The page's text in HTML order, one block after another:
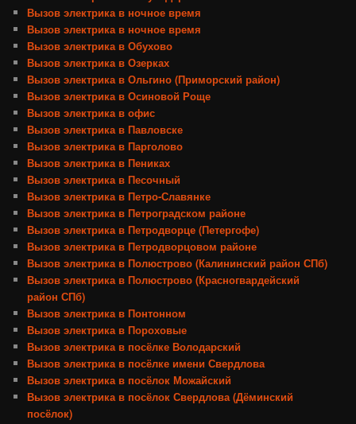
Вызов электрика в ночное время
Вызов электрика в ночное время
Вызов электрика в Обухово
Вызов электрика в Озерках
Вызов электрика в Ольгино (Приморский район)
Вызов электрика в Осиновой Роще
Вызов электрика в офис
Вызов электрика в Павловске
Вызов электрика в Парголово
Вызов электрика в Пениках
Вызов электрика в Песочный
Вызов электрика в Петро-Славянке
Вызов электрика в Петроградском районе
Вызов электрика в Петродворце (Петергофе)
Вызов электрика в Петродворцовом районе
Вызов электрика в Полюстрово (Калининский район СПб)
Вызов электрика в Полюстрово (Красногвардейский
район СПб)
Вызов электрика в Понтонном
Вызов электрика в Пороховые
Вызов электрика в посёлке Володарский
Вызов электрика в посёлке имени Свердлова
Вызов электрика в посёлок Можайский
Вызов электрика в посёлок Свердлова (Дёминский
посёлок)